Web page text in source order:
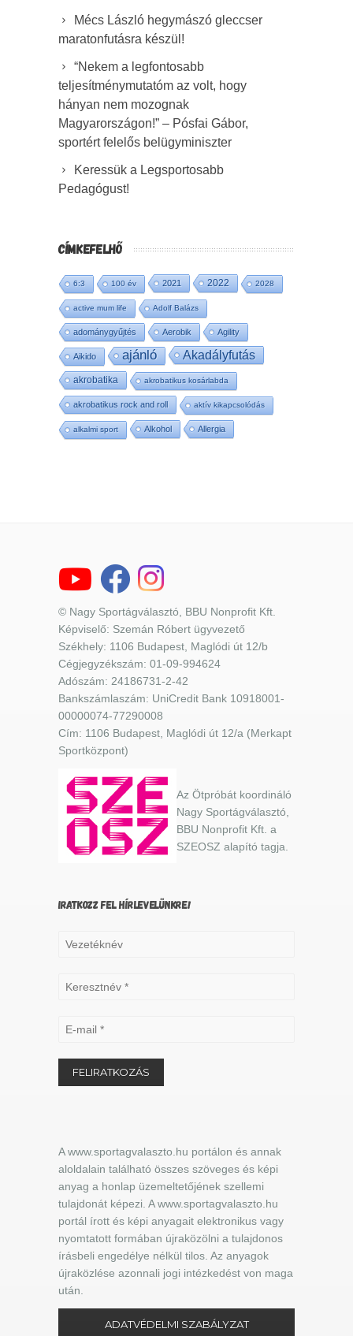
Mécs László hegymászó gleccser
maratonfutásra készül!
“Nekem a legfontosabb
teljesítménymutatóm az volt, hogy
hányan nem mozognak
Magyarországon!” – Pósfai Gábor,
sportért felelős belügyminiszter
Keressük a Legsportosabb
Pedagógust!
CÍMKEFELHŐ
6:3 100 év 2021 2022 2028
active mum life Adolf Balázs
adománygyűjtés Aerobik Agility
Aikido ajánló Akadályfutás
akrobatika akrobatikus kosárlabda
akrobatikus rock and roll aktív kikapcsolódás
alkalmi sport Alkohol Allergia
© Nagy Sportágválasztó, BBU Nonprofit Kft.
Képviselő: Szemán Róbert ügyvezető
Székhely: 1106 Budapest, Maglódi út 12/b
Cégjegyzékszám: 01-09-994624
Adószám: 24186731-2-42
Bankszámlaszám: UniCredit Bank 10918001-
00000074-77290008
Cím: 1106 Budapest, Maglódi út 12/a (Merkapt
Sportközpont)
Az Ötpróbát koordináló
Nagy Sportágválasztó,
BBU Nonprofit Kft. a
SZEOSZ alapító tagja.
IRATKOZZ FEL HÍRLEVELÜNKRE!
A www.sportagvalaszto.hu portálon és annak
aloldalain található összes szöveges és képi
anyag a honlap üzemeltetőjének szellemi
tulajdonát képezi. A www.sportagvalaszto.hu
portál írott és képi anyagait elektronikus vagy
nyomtatott formában újraközölni a tulajdonos
írásbeli engedélye nélkül tilos. Az anyagok
újraközlése azonnali jogi intézkedést von maga
után.
ADATVÉDELMI SZABÁLYZAT